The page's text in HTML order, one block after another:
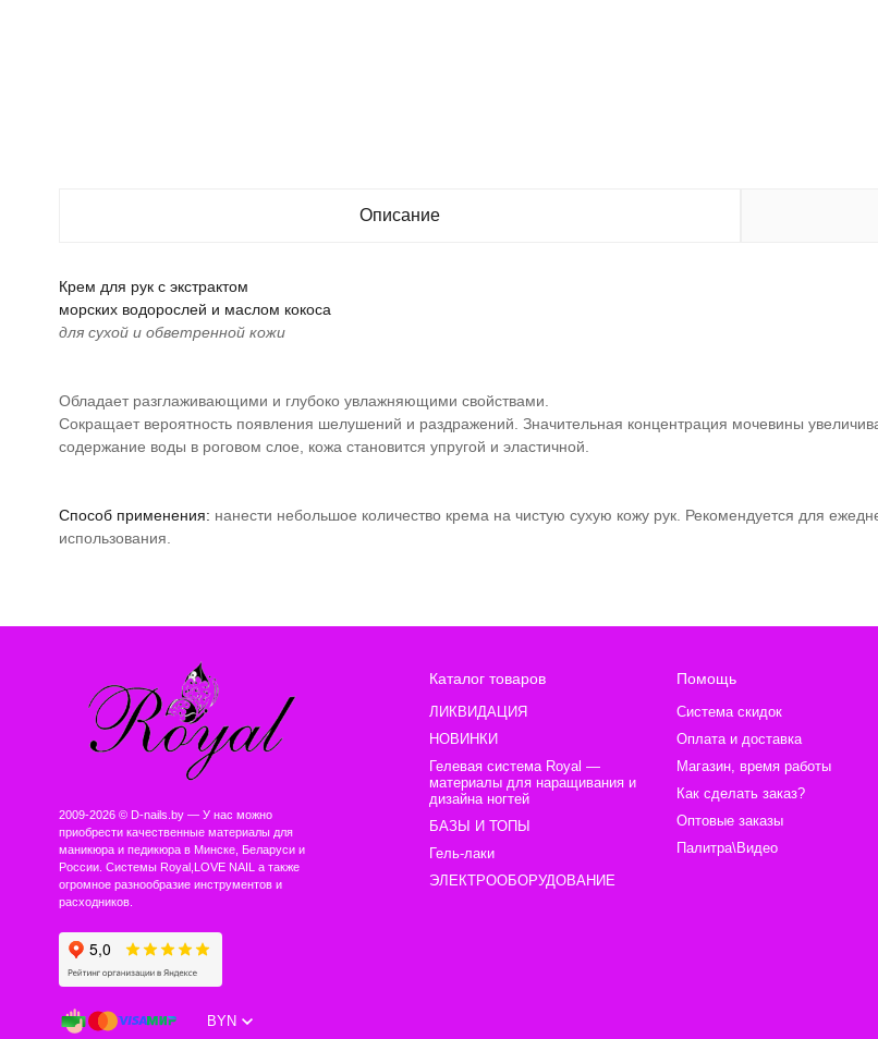
Описание
Крем для рук с экстрактом
морских водорослей и маслом кокоса
для сухой и обветренной кожи
Обладает разглаживающими и глубоко увлажняющими свойствами.
Сокращает вероятность появления шелушений и раздражений. Значительная концентрация мочевины
содержание воды в роговом слое, кожа становится упругой и эластичной.
Способ применения: нанести небольшое количество крема на чистую сухую кожу рук. Рекомендуется для
использования.
2009-2026 © D-nails.by — У нас можно
приобрести качественные материалы для
маникюра и педикюра в Минске, Беларуси и
России. Системы Royal,LOVE NAIL а также
огромное разнообразие инструментов и
расходников.
BYN
Каталог товаров
ЛИКВИДАЦИЯ
НОВИНКИ
Гелевая система Royal —
материалы для наращивания и
дизайна ногтей
БАЗЫ И ТОПЫ
Гель-лаки
ЭЛЕКТРООБОРУДОВАНИЕ
Помощь
Система скидок
Оплата и доставка
Магазин, время работы
Как сделать заказ?
Оптовые заказы
Палитра\Видео